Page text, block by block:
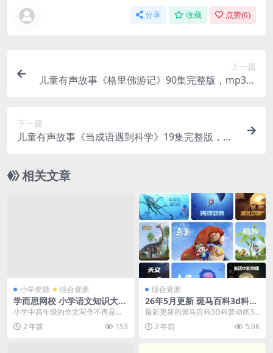
分享 收藏 点赞(0)
上一篇
儿童有声故事《格里佛游记》90集完整版，mp3音
下一篇
儿童有声故事《当成语遇到科学》19集完整版，m
相关文章
小学资源 综合资源
学而思网校 小学语文知识大全
—小学语文必学写作技巧之非
六年级）百度网盘下载
小学中高年级的作文写作不再是低
年级的看图写话了，中高年级的作
文要求会越来越严格，...
2 年前 153
综合资源
26年5月更新 斑马百科3d科普
动画52科主题合集 动画资源
最新更新的斑马百科3D科普动画35
科主题合集已经可以在百度网盘上
找到分享资源了。...
2 年前 5.9K